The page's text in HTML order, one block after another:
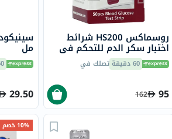
روسماكس HS200 شرائط
اختبار سكر الدم للتحكم في
مرض السكري حزمة من 50
60 دقيقة تصلك في
95
162
مل
60
29.50
10% خصم